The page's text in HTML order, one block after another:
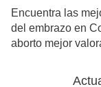
Encuentra las
del embrazo en
aborto mejor